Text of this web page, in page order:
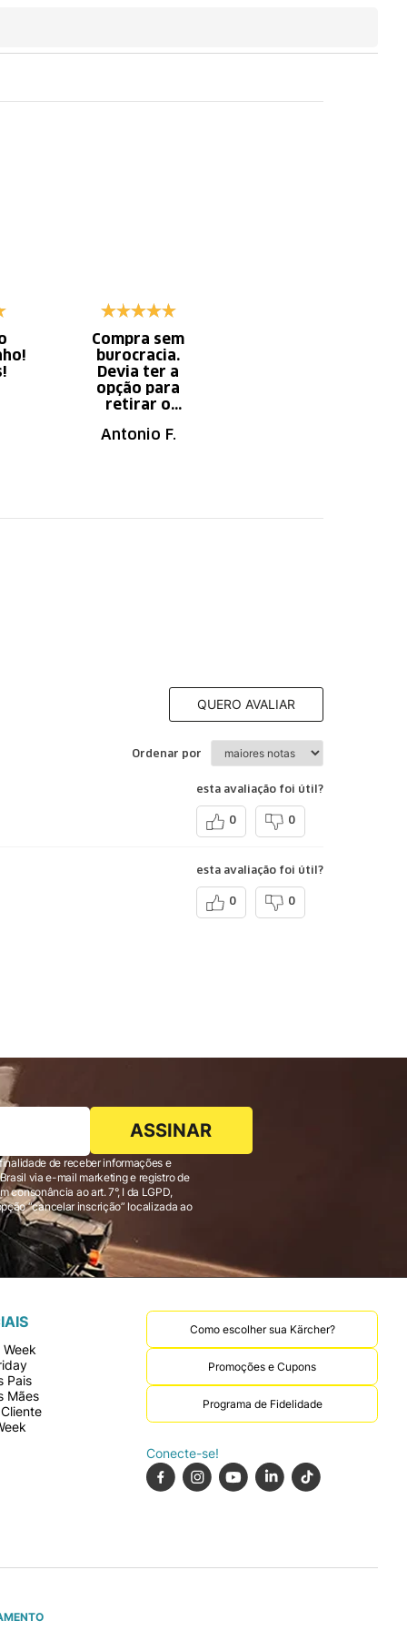
Compra sem
burocracia.
Devia ter a
opção para
retirar o
autorizada da
Antonio F.
QUERO AVALIAR
Ordenar por
esta avaliação foi útil?
0 0
esta avaliação foi útil?
0 0
ASSINAR
de receber informações e
ao art. 7°, I da LGPD,
Pais
Mães
Conecte-se!
Como escolher sua Kärcher?
Promoções e Cupons
Programa de Fidelidade